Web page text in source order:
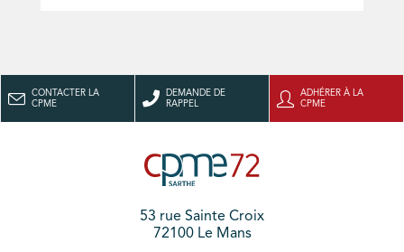
CONTACTER LA
CPME
DEMANDE DE
RAPPEL
ADHÉRER À LA
CPME
53 rue Sainte Croix
72100 Le Mans